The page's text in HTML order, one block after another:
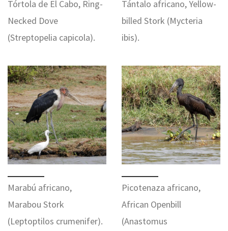
Tórtola de El Cabo, Ring-
Necked Dove
(Streptopelia capicola).
Tántalo africano, Yellow-
billed Stork (Mycteria
ibis).
Marabú africano,
Marabou Stork
(Leptoptilos crumenifer).
Picotenaza africano,
African Openbill
(Anastomus